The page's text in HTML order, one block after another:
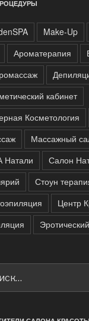
Make-Up
Ароматерапия
кабинет
Косметология
Массажный
Натали
Салон
Стоун
Центр